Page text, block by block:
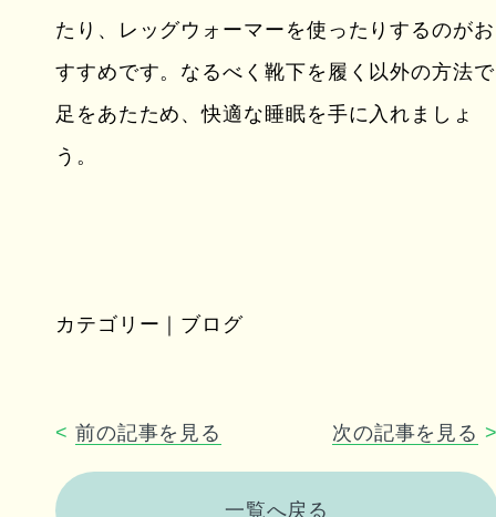
たり、レッグウォーマーを使ったりするのがお
すすめです。なるべく靴下を履く以外の方法で
足をあたため、快適な睡眠を手に入れましょ
う。
カテゴリー｜ブログ
< 前の記事を見る 次の記事を見る
一覧へ戻る